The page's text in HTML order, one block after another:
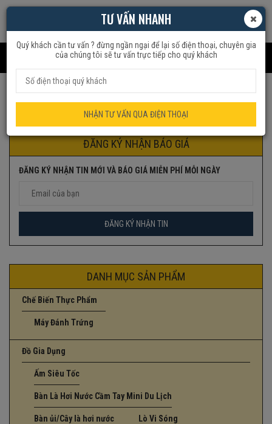
ĐĂNG KÝ NHẬN BÁO GIÁ
ĐĂNG KÝ NHẬN TIN MỚI VÀ BÁO GIÁ MIỄN PHÍ MỖI NGÀY
DANH MỤC SẢN PHẨM
Chế Biến Thực Phẩm
Máy Đánh Trứng
Đồ Gia Dụng
Ấm Siêu Tốc
Bàn Là Hơi Nước Cầm Tay Mini Du Lịch
Bàn ủi/Cây là hơi nước Lò Vi Sóng
TƯ VẤN NHANH
Quý khách cần tư vấn ? đừng ngần ngại để lại số điện thoại, chuyên gia
của chúng tôi sẽ tư vấn trực tiếp cho quý khách
NHẬN TƯ VẤN QUA ĐIỆN THOẠI